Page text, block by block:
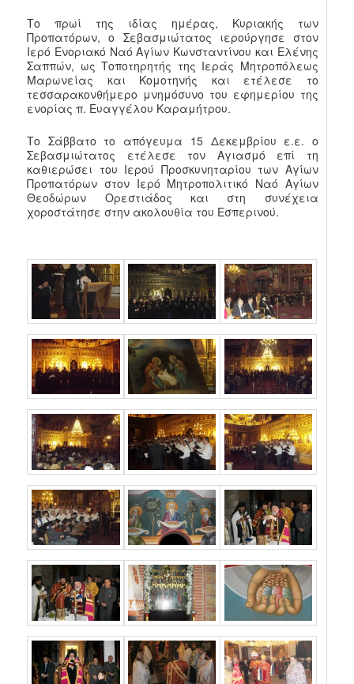
Το πρωί της ιδίας ημέρας, Κυριακής των
Προπατόρων, ο Σεβασμιώτατος ιερούργησε στον
Ιερό Ενοριακό Ναό Αγίων Κωνσταντίνου και Ελένης
Σαππών, ως Τοποτηρητής της Ιεράς Μητροπόλεως
Μαρωνείας και Κομοτηνής και ετέλεσε το
τεσσαρακονθήμερο μνημόσυνο του εφημερίου της
ενορίας π. Ευαγγέλου Καραμήτρου.
Το Σάββατο το απόγευμα 15 Δεκεμβρίου ε.ε. ο
Σεβασμιώτατος ετέλεσε τον Αγιασμό επί τη
καθιερώσει του Ιερού Προσκυνηταρίου των Αγίων
Προπατόρων στον Ιερό Μητροπολιτικό Ναό Αγίων
Θεοδώρων Ορεστιάδος και στη συνέχεια
χοροστάτησε στην ακολουθία του Εσπερινού.